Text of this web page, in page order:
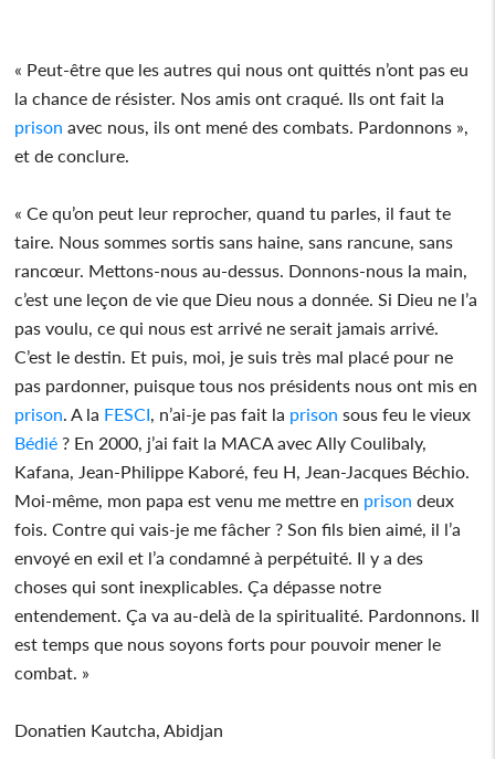
« Peut-être que les autres qui nous ont quittés n’ont pas eu
la chance de résister. Nos amis ont craqué. Ils ont fait la
prison avec nous, ils ont mené des combats. Pardonnons »,
et de conclure.
« Ce qu’on peut leur reprocher, quand tu parles, il faut te
taire. Nous sommes sortis sans haine, sans rancune, sans
rancœur. Mettons-nous au-dessus. Donnons-nous la main,
c’est une leçon de vie que Dieu nous a donnée. Si Dieu ne l’a
pas voulu, ce qui nous est arrivé ne serait jamais arrivé.
C’est le destin. Et puis, moi, je suis très mal placé pour ne
pas pardonner, puisque tous nos présidents nous ont mis en
prison . A la FESCI , n’ai-je pas fait la prison sous feu le vieux
Bédié ? En 2000, j’ai fait la MACA avec Ally Coulibaly,
Kafana, Jean-Philippe Kaboré, feu H, Jean-Jacques Béchio.
Moi-même, mon papa est venu me mettre en prison deux
fois. Contre qui vais-je me fâcher ? Son fils bien aimé, il l’a
envoyé en exil et l’a condamné à perpétuité. Il y a des
choses qui sont inexplicables. Ça dépasse notre
entendement. Ça va au-delà de la spiritualité. Pardonnons. Il
est temps que nous soyons forts pour pouvoir mener le
combat. »
Donatien Kautcha, Abidjan